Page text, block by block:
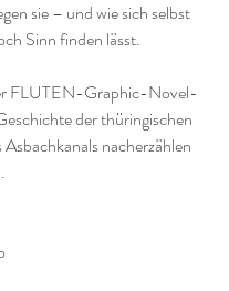
sie – und wie sich selbst
Sinn finden lässt.
FLUTEN-Graphic-Novel-
der thüringischen
nacherzählen